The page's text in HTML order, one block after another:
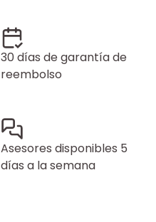
30 días de garantía de
reembolso
Asesores disponibles 5
días a la semana